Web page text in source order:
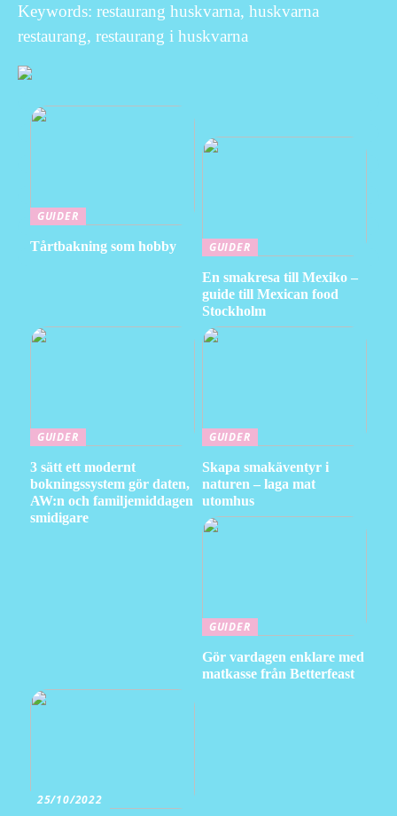
Keywords: restaurang huskvarna, huskvarna
restaurang, restaurang i huskvarna
GUIDER
Tårtbakning som hobby GUIDER
En smakresa till Mexiko –
guide till Mexican food
Stockholm
GUIDER
3 sätt ett modernt
bokningssystem gör daten,
AW:n och familjemiddagen
smidigare
GUIDER
Skapa smakäventyr i
naturen – laga mat
utomhus
GUIDER
Gör vardagen enklare med
matkasse från Betterfeast
25/10/2022